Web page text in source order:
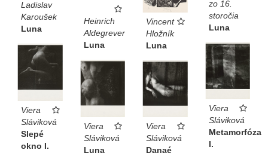
Ladislav
Karoušek
Luna
Heinrich
Aldegrever
Luna
Vincent
Hložník
Luna
zo 16.
storočia
Luna
Viera
Sláviková
Metamorfóza
I.
Viera
Sláviková
Slepé
okno I.
Viera
Sláviková
Luna
Viera
Sláviková
Danaé